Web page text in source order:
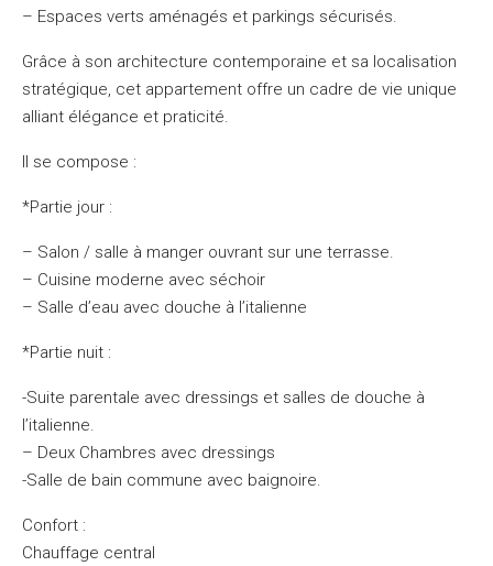
– Espaces verts aménagés et parkings sécurisés.
Grâce à son architecture contemporaine et sa localisation
stratégique, cet appartement offre un cadre de vie unique
alliant élégance et praticité.
Il se compose :
*Partie jour :
– Salon / salle à manger ouvrant sur une terrasse.
– Cuisine moderne avec séchoir
– Salle d’eau avec douche à l’italienne
*Partie nuit :
-Suite parentale avec dressings et salles de douche à
l’italienne.
– Deux Chambres avec dressings
-Salle de bain commune avec baignoire.
Confort :
Chauffage central